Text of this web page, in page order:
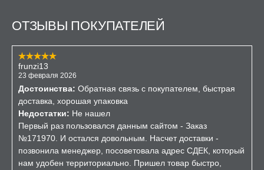
ОТЗЫВЫ ПОКУПАТЕЛЕЙ
frunzi13
23 февраля 2026
Достоинства: Обратная связь с покупателем, быстрая
доставка, хорошая упаковка
Недостатки: Не нашел
Первый раз пользовался данным сайтом - Заказ
№171970. И остался довольным. Насчет доставки -
позвонила менеджер, посоветовала адрес СДЕК, который
нам удобен территориально. Пришел товар быстро,